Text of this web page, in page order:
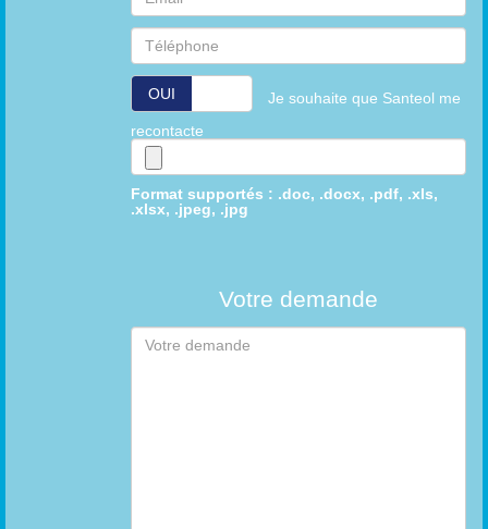
OUI NON
Je souhaite que Santeol me
recontacte
Format supportés : .doc, .docx, .pdf, .xls,
.xlsx, .jpeg, .jpg
Votre demande